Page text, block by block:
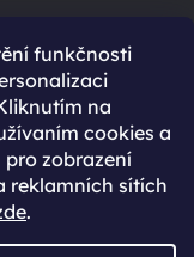
funkčnosti
na
cookies a
zobrazení
reklamních sítích
.